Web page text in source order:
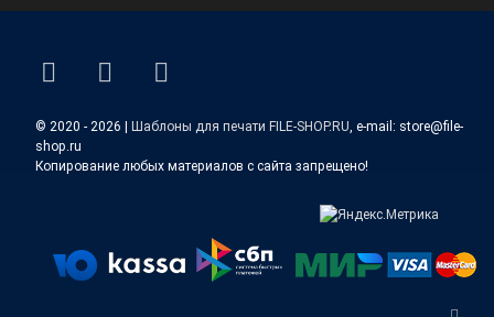
ВКонтакте
YouTube
E-mail
© 2020 - 2026 | Шаблоны для печати FILE-SHOP.RU, e-mail: store@file-
shop.ru
Копирование любых материалов с сайта запрещено!